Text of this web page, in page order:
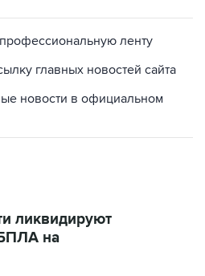
ленту
главных новостей сайта
новости в официальном
ликвидируют
на